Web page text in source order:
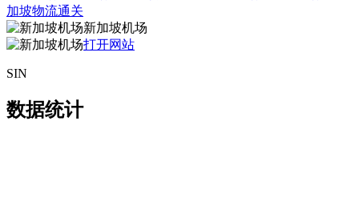
加坡物流通关
新加坡机场
打开网站
SIN
数据统计